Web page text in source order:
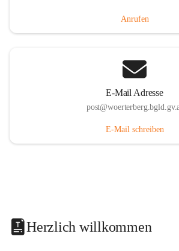
Anrufen
E-Mail Adresse
E-Mail schreiben
Herzlich willkommen